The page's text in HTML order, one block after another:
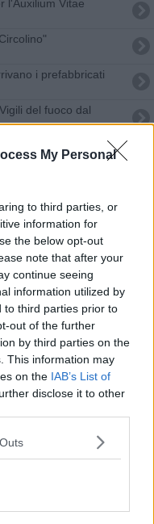
My Personal
to third parties, or
information for
the below opt-out
note that after your
continue seeing
information utilized by
to third parties prior to
out of the further
by third parties on the
This information may
on the IAB’s List of
disclose it to other
l'Auxilium Vitae
i prefabbricati
del fuoco dal
per Roberta Benini
denunce nel pisano
ai sindaci e ai soci
eventi diffusi e musei
nel Pisano
in carcere
peggiorata e
a Enrico Fiumi